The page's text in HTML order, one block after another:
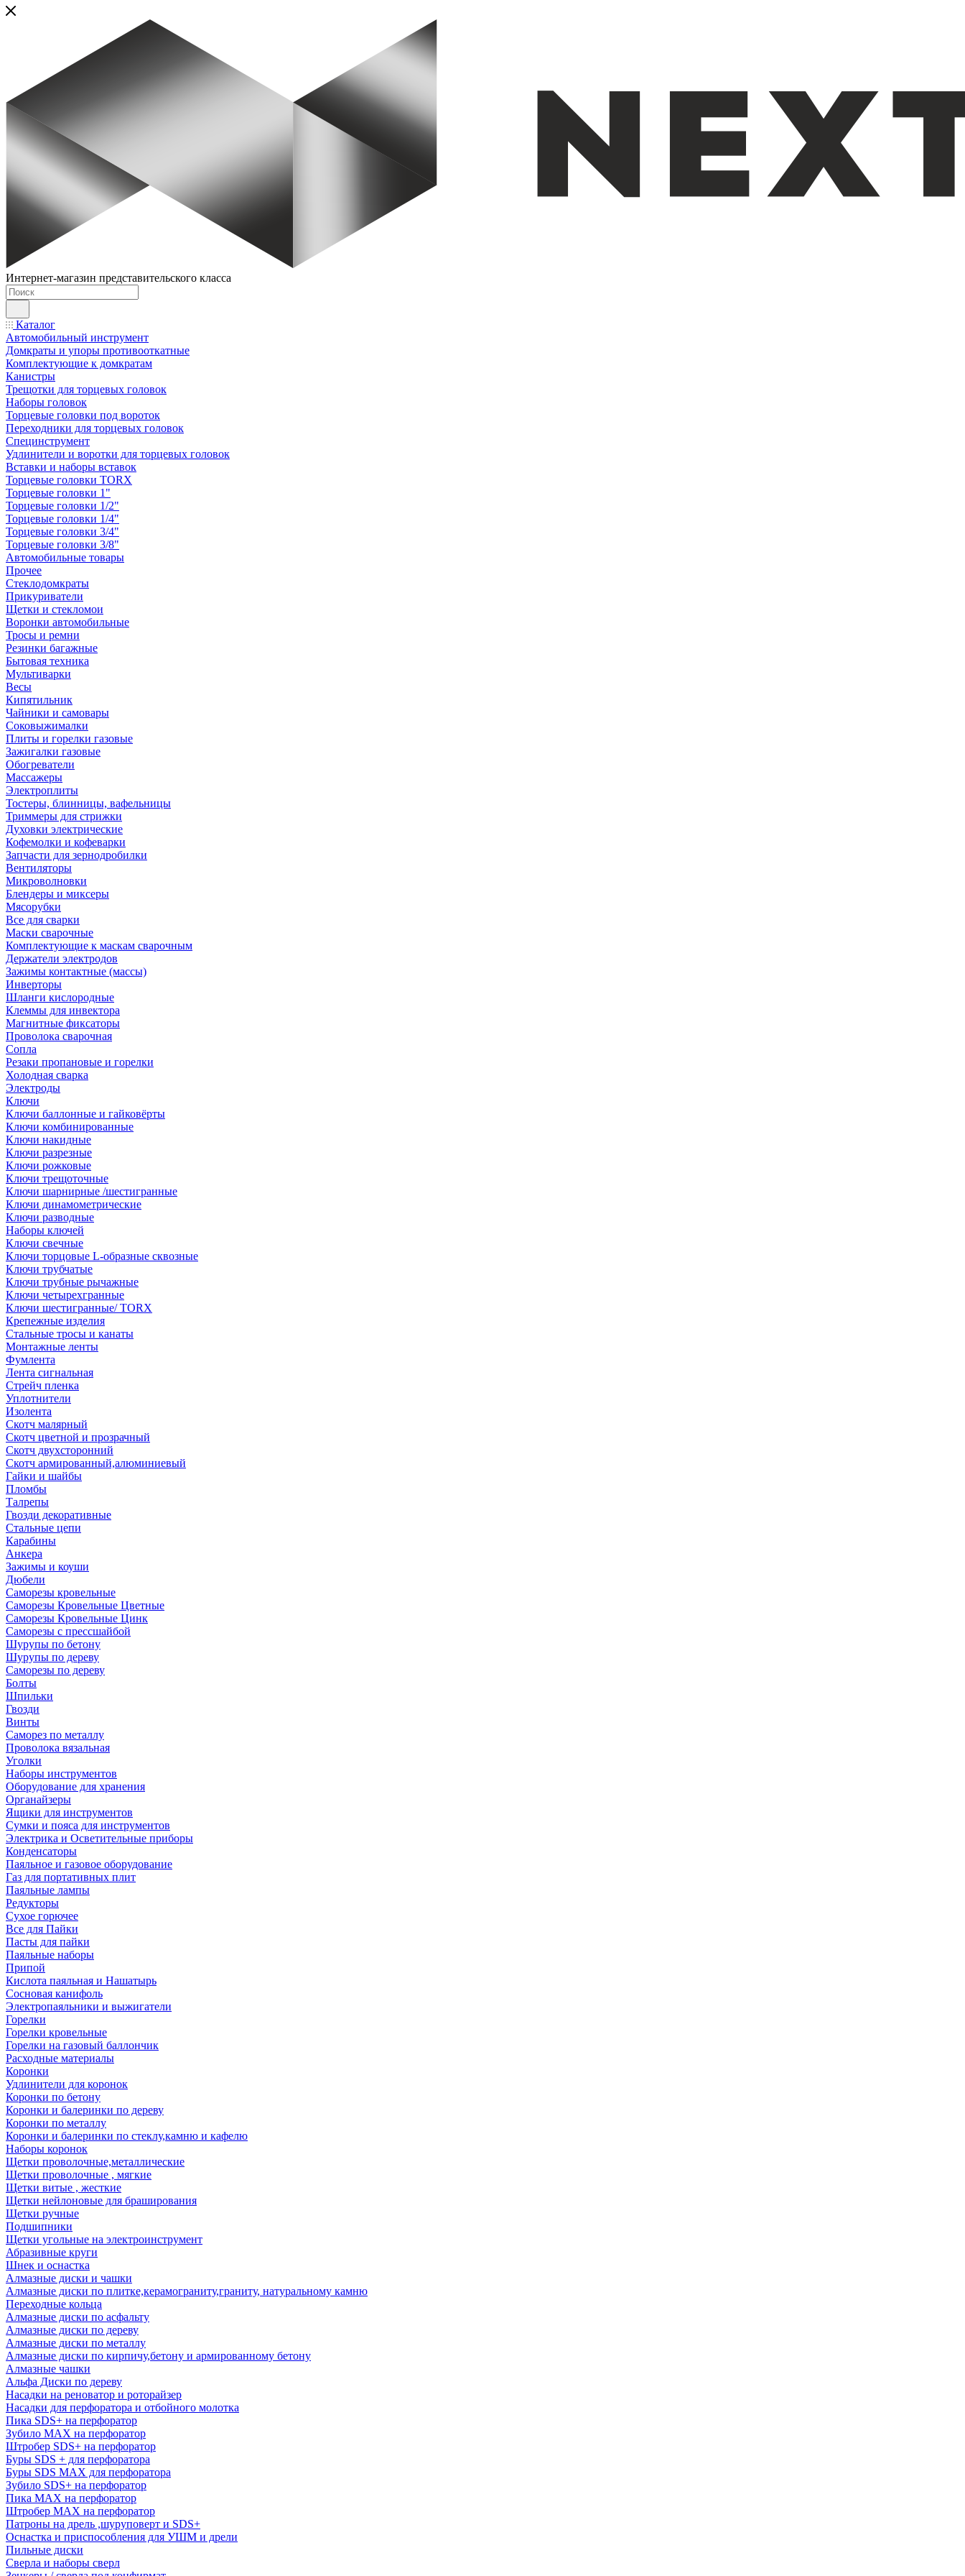
Интернет-магазин представительского класса
Каталог
Автомобильный инструмент
Домкраты и упоры противооткатные
Комплектующие к домкратам
Канистры
Трещотки для торцевых головок
Наборы головок
Торцевые головки под вороток
Переходники для торцевых головок
Специнструмент
Удлинители и воротки для торцевых головок
Вставки и наборы вставок
Торцевые головки TORX
Торцевые головки 1"
Торцевые головки 1/2"
Торцевые головки 1/4"
Торцевые головки 3/4"
Торцевые головки 3/8"
Автомобильные товары
Прочее
Стеклодомкраты
Прикуриватели
Щетки и стекломои
Воронки автомобильные
Тросы и ремни
Резинки багажные
Бытовая техника
Мультиварки
Весы
Кипятильник
Чайники и самовары
Соковыжималки
Плиты и горелки газовые
Зажигалки газовые
Обогреватели
Массажеры
Электроплиты
Тостеры, блинницы, вафельницы
Триммеры для стрижки
Духовки электрические
Кофемолки и кофеварки
Запчасти для зернодробилки
Вентиляторы
Микроволновки
Блендеры и миксеры
Мясорубки
Все для сварки
Маски сварочные
Комплектующие к маскам сварочным
Держатели электродов
Зажимы контактные (массы)
Инверторы
Шланги кислородные
Клеммы для инвектора
Магнитные фиксаторы
Проволока сварочная
Сопла
Резаки пропановые и горелки
Холодная сварка
Электроды
Ключи
Ключи баллонные и гайковёрты
Ключи комбинированные
Ключи накидные
Ключи разрезные
Ключи рожковые
Ключи трещоточные
Ключи шарнирные /шестигранные
Ключи динамометрические
Ключи разводные
Наборы ключей
Ключи свечные
Ключи торцовые L-образные сквозные
Ключи трубчатые
Ключи трубные рычажные
Ключи четырехгранные
Ключи шестигранные/ TORX
Крепежные изделия
Стальные тросы и канаты
Монтажные ленты
Фумлента
Лента сигнальная
Стрейч пленка
Уплотнители
Изолента
Скотч малярный
Скотч цветной и прозрачный
Скотч двухсторонний
Скотч армированный,алюминиевый
Гайки и шайбы
Пломбы
Талрепы
Гвозди декоративные
Стальные цепи
Карабины
Анкера
Зажимы и коуши
Дюбели
Саморезы кровельные
Саморезы Кровельные Цветные
Саморезы Кровельные Цинк
Саморезы с прессшайбой
Шурупы по бетону
Шурупы по дереву
Саморезы по дереву
Болты
Шпильки
Гвозди
Винты
Саморез по металлу
Проволока вязальная
Уголки
Наборы инструментов
Оборудование для хранения
Органайзеры
Ящики для инструментов
Сумки и пояса для инструментов
Электрика и Осветительные приборы
Конденсаторы
Паяльное и газовое оборудование
Газ для портативных плит
Паяльные лампы
Редукторы
Сухое горючее
Все для Пайки
Пасты для пайки
Паяльные наборы
Припой
Кислота паяльная и Нашатырь
Сосновая канифоль
Электропаяльники и выжигатели
Горелки
Горелки кровельные
Горелки на газовый баллончик
Расходные материалы
Коронки
Удлинители для коронок
Коронки по бетону
Коронки и балеринки по дереву
Коронки по металлу
Коронки и балеринки по стеклу,камню и кафелю
Наборы коронок
Щетки проволочные,металлические
Щетки проволочные , мягкие
Щетки витые , жесткие
Щетки нейлоновые для браширования
Щетки ручные
Подшипники
Щетки угольные на электроинструмент
Абразивные круги
Шнек и оснастка
Алмазные диски и чашки
Алмазные диски по плитке,керамограниту,граниту, натуральному камню
Переходные кольца
Алмазные диски по асфальту
Алмазные диски по дереву
Алмазные диски по металлу
Алмазные диски по кирпичу,бетону и армированному бетону
Алмазные чашки
Альфа Диски по дереву
Насадки на реноватор и роторайзер
Насадки для перфоратора и отбойного молотка
Пика SDS+ на перфоратор
Зубило MAX на перфоратор
Штробер SDS+ на перфоратор
Буры SDS + для перфоратора
Буры SDS MAX для перфоратора
Зубило SDS+ на перфоратор
Пика MAX на перфоратор
Штробер MAX на перфоратор
Патроны на дрель ,шуруповерт и SDS+
Оснастка и приспособления для УШМ и дрели
Пильные диски
Сверла и наборы сверл